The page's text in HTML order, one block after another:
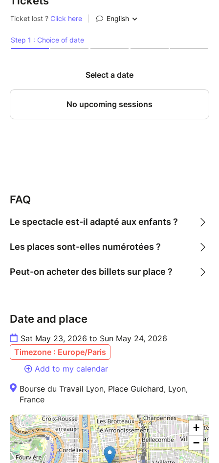
FAQ
Le spectacle est-il adapté aux enfants ?
Les places sont-elles numérotées ?
Peut-on acheter des billets sur place ?
Date and place
Sat May 23, 2026 to Sun May 24, 2026
Timezone : Europe/Paris
Add to my calendar
Bourse du Travail Lyon, Place Guichard, Lyon,
France
+
−